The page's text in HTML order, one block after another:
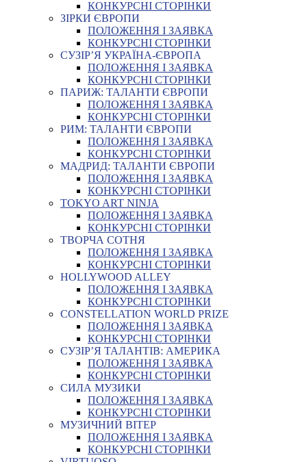
КОНКУРСНІ СТОРІНКИ
ЗІРКИ ЄВРОПИ
ПОЛОЖЕННЯ І ЗАЯВКА
КОНКУРСНІ СТОРІНКИ
СУЗІР’Я УКРАЇНА-ЄВРОПА
ПОЛОЖЕННЯ І ЗАЯВКА
КОНКУРСНІ СТОРІНКИ
ПАРИЖ: ТАЛАНТИ ЄВРОПИ
ПОЛОЖЕННЯ І ЗАЯВКА
КОНКУРСНІ СТОРІНКИ
РИМ: ТАЛАНТИ ЄВРОПИ
ПОЛОЖЕННЯ І ЗАЯВКА
КОНКУРСНІ СТОРІНКИ
МАДРИД: ТАЛАНТИ ЄВРОПИ
ПОЛОЖЕННЯ І ЗАЯВКА
КОНКУРСНІ СТОРІНКИ
TOKYO ART NINJA
ПОЛОЖЕННЯ І ЗАЯВКА
КОНКУРСНІ СТОРІНКИ
ТВОРЧА СОТНЯ
ПОЛОЖЕННЯ І ЗАЯВКА
КОНКУРСНІ СТОРІНКИ
HOLLYWOOD ALLEY
ПОЛОЖЕННЯ І ЗАЯВКА
КОНКУРСНІ СТОРІНКИ
CONSTELLATION WORLD PRIZE
ПОЛОЖЕННЯ І ЗАЯВКА
КОНКУРСНІ СТОРІНКИ
СУЗІР’Я ТАЛАНТІВ: АМЕРИКА
ПОЛОЖЕННЯ І ЗАЯВКА
КОНКУРСНІ СТОРІНКИ
СИЛА МУЗИКИ
ПОЛОЖЕННЯ І ЗАЯВКА
КОНКУРСНІ СТОРІНКИ
МУЗИЧНИЙ ВІТЕР
ПОЛОЖЕННЯ І ЗАЯВКА
КОНКУРСНІ СТОРІНКИ